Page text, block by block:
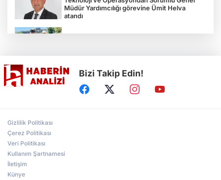
Müdür Yardımcılığı görevine Ümit Helva
atandı
Alperen Ocakları Darıca'da yeni dönem...
Bizi Takip Edin!
Gizlilik Politikası
Çerez Politikası
Veri Politikası
Kullanım Şartnamesi
İletişim
Künye